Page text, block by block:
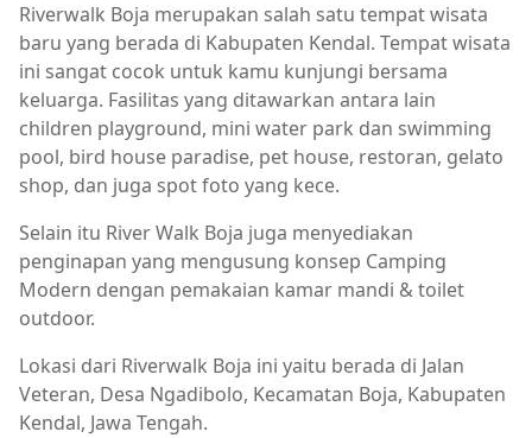
Riverwalk Boja merupakan salah satu tempat wisata
baru yang berada di Kabupaten Kendal. Tempat wisata
ini sangat cocok untuk kamu kunjungi bersama
keluarga. Fasilitas yang ditawarkan antara lain
children playground, mini water park dan swimming
pool, bird house paradise, pet house, restoran, gelato
shop, dan juga spot foto yang kece.
Selain itu River Walk Boja juga menyediakan
penginapan yang mengusung konsep Camping
Modern dengan pemakaian kamar mandi & toilet
outdoor.
Lokasi dari Riverwalk Boja ini yaitu berada di Jalan
Veteran, Desa Ngadibolo, Kecamatan Boja, Kabupaten
Kendal, Jawa Tengah.